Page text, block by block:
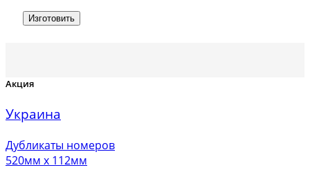
Изготовить
Акция
Украина
Дубликаты номеров
520мм х 112мм